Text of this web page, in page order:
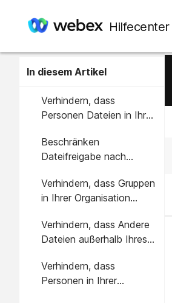
Hilfecenter
In diesem Artikel
Verhindern, dass
Personen Dateien in Ihren
Beschränken
Dateifreigabe nach
Verhindern, dass Gruppen
in Ihrer Organisation
Verhindern, dass Andere
Dateien außerhalb Ihres
teilen
Verhindern, dass
Personen in Ihrer